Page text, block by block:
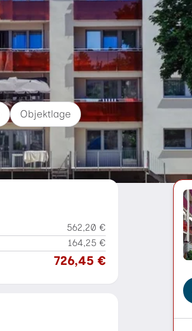
Objektlage
Verfügbar ab
01.12.2025
562,20 €
164,25 €
726,45 €